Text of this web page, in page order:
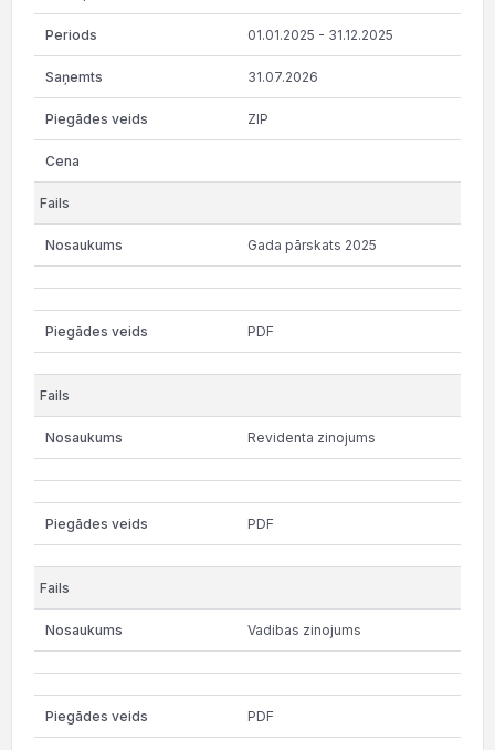
01.01.2025 - 31.12.2025
31.07.2026
ZIP
Gada pārskats 2025
PDF
Revidenta zinojums
PDF
Vadibas zinojums
PDF